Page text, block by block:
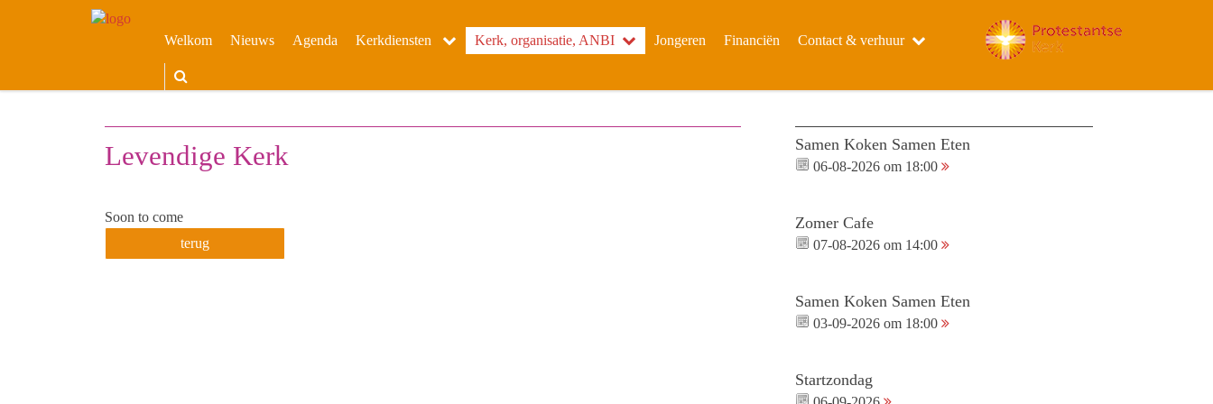
Welkom Nieuws Agenda Kerkdiensten Kerk, organisatie, ANBI Jongeren Financiën Contact & verhuur
Levendige Kerk
Soon to come
terug
Samen Koken Samen Eten
06-08-2026 om 18:00
Zomer Cafe
07-08-2026 om 14:00
Samen Koken Samen Eten
03-09-2026 om 18:00
Startzondag